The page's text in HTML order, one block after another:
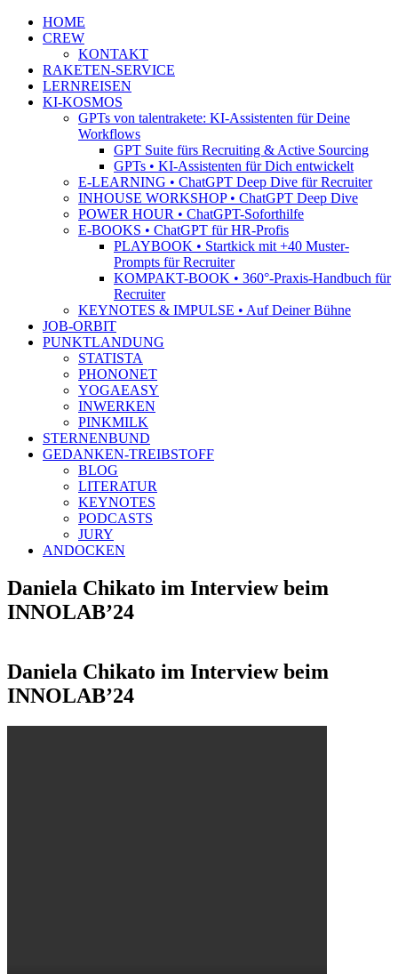
HOME
CREW
KONTAKT
RAKETEN-SERVICE
LERNREISEN
KI-KOSMOS
GPTs von talentrakete: KI-Assistenten für Deine
Workflows
GPT Suite fürs Recruiting & Active Sourcing
GPTs • KI-Assistenten für Dich entwickelt
E-LEARNING • ChatGPT Deep Dive für Recruiter
INHOUSE WORKSHOP • ChatGPT Deep Dive
POWER HOUR • ChatGPT-Soforthilfe
E-BOOKS • ChatGPT für HR-Profis
PLAYBOOK • Startkick mit +40 Muster-
Prompts für Recruiter
KOMPAKT-BOOK • 360°-Praxis-Handbuch für
Recruiter
KEYNOTES & IMPULSE • Auf Deiner Bühne
JOB-ORBIT
PUNKTLANDUNG
STATISTA
PHONONET
YOGAEASY
INWERKEN
PINKMILK
STERNENBUND
GEDANKEN-TREIBSTOFF
BLOG
LITERATUR
KEYNOTES
PODCASTS
JURY
ANDOCKEN
Daniela Chikato im Interview beim
INNOLAB’24
Daniela Chikato im Interview beim
INNOLAB’24